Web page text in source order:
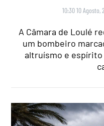
10:30 10 Agosto,
A Câmara de Loulé
um bombeiro
altruísmo e espírito